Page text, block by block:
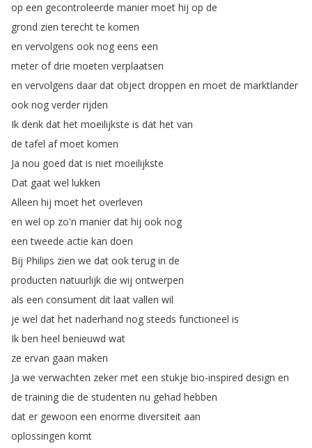
op een gecontroleerde manier moet hij op de
grond zien terecht te komen
en vervolgens ook nog eens een
meter of drie moeten verplaatsen
en vervolgens daar dat object droppen en moet de marktlander
ook nog verder rijden
Ik denk dat het moeilijkste is dat het van
de tafel af moet komen
Ja nou goed dat is niet moeilijkste
Dat gaat wel lukken
Alleen hij moet het overleven
en wel op zo'n manier dat hij ook nog
een tweede actie kan doen
Bij Philips zien we dat ook terug in de
producten natuurlijk die wij ontwerpen
als een consument dit laat vallen wil
je wel dat het naderhand nog steeds functioneel is
Ik ben heel benieuwd wat
ze ervan gaan maken
Ja we verwachten zeker met een stukje bio-inspired design en
de training die de studenten nu gehad hebben
dat er gewoon een enorme diversiteit aan
oplossingen komt